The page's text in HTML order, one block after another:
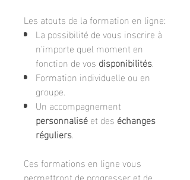
Les atouts de la formation en ligne:
La possibilité de vous inscrire à
n'importe quel moment en
fonction de vos disponibilités.
Formation individuelle ou en
groupe.
Un accompagnement
personnaliséet des échanges
réguliers.
Ces formations en ligne vous